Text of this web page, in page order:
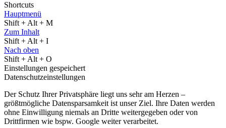
Shortcuts
Hauptmenü
Shift + Alt + M
Zum Inhalt
Shift + Alt + I
Nach oben
Shift + Alt + O
Einstellungen gespeichert
Datenschutzeinstellungen
Der Schutz Ihrer Privatsphäre liegt uns sehr am Herzen –
größtmögliche Datensparsamkeit ist unser Ziel. Ihre Daten werden
ohne Einwilligung niemals an Dritte weitergegeben oder von
Drittfirmen wie bspw. Google weiter verarbeitet.